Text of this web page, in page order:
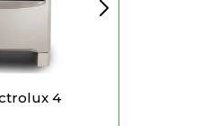
4